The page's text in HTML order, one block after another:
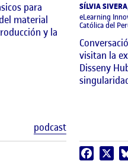
para
material
y la
Etiquetas
podcast
SÍLVIA
eLearning
Católica del
visitan la
Disseny